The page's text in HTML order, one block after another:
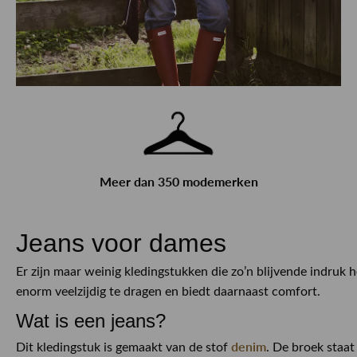
Meer dan 350 modemerken
Jeans voor dames
Er zijn maar weinig kledingstukken die zo’n blijvende indruk
enorm veelzijdig te dragen en biedt daarnaast comfort.
Wat is een jeans?
Dit kledingstuk is gemaakt van de stof denim. De broek